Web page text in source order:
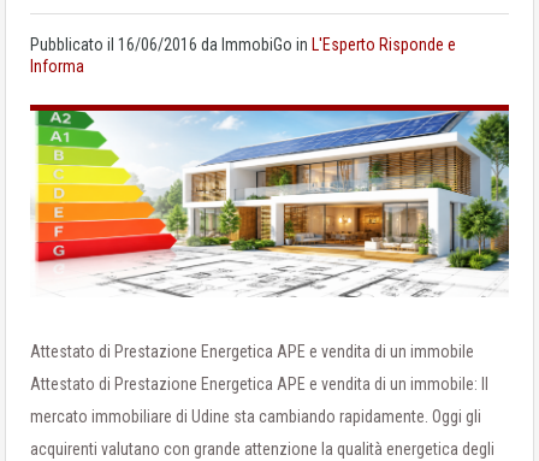
Pubblicato il 16/06/2016 da ImmobiGo in L'Esperto Risponde e
Informa
Attestato di Prestazione Energetica APE e vendita di un immobile
Attestato di Prestazione Energetica APE e vendita di un immobile: Il
mercato immobiliare di Udine sta cambiando rapidamente. Oggi gli
acquirenti valutano con grande attenzione la qualità energetica degli